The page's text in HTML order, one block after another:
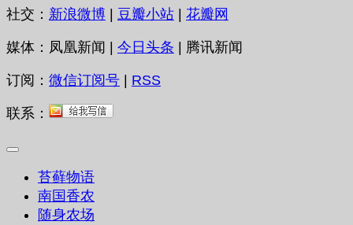
社交： 新浪微博 | 豆瓣小站 | 花瓣网
媒体：凤凰新闻 | 今日头条 | 腾讯新闻
订阅： 微信订阅号 | RSS
联系：
苔藓物语
南国香农
随身农场